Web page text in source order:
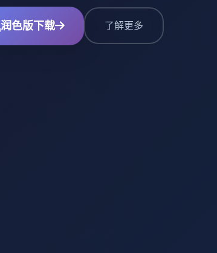
润色版下载 了解更多